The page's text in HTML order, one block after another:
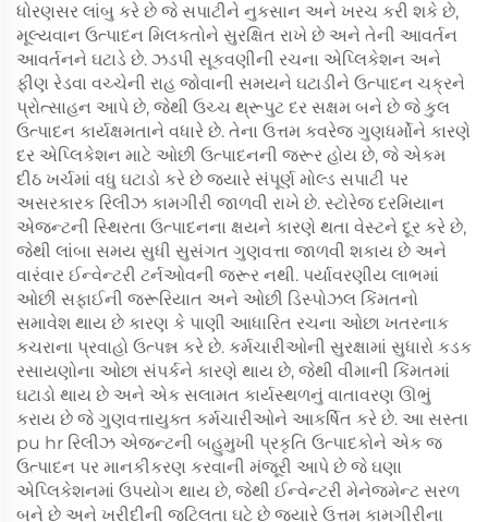
ધોરણસર લાંબુ કરે છે જે સપાટીને નુકસાન અને ખરચ કરી શકે છે,
મૂલ્યવાન ઉત્પાદન મિલકતોને સુરક્ષિત રાખે છે અને તેની આવર્તન
આવર્તનને ઘટાડે છે. ઝડપી સૂકવણીની રચના એપ્લિકેશન અને
ફીણ રેડવા વચ્ચેની રાહ જોવાની સમયને ઘટાડીને ઉત્પાદન ચક્રને
પ્રોત્સાહન આપે છે, જેથી ઉચ્ચ થ્રૂપુટ દર સક્ષમ બને છે જે કુલ
ઉત્પાદન કાર્યક્ષમતાને વધારે છે. તેના ઉત્તમ કવરેજ ગુણધર્મોને કારણે
દર એપ્લિકેશન માટે ઓછી ઉત્પાદનની જરૂર હોય છે, જે એકમ
દીઠ ખર્ચમાં વધુ ઘટાડો કરે છે જ્યારે સંપૂર્ણ મોલ્ડ સપાટી પર
અસરકારક રિલીઝ કામગીરી જાળવી રાખે છે. સ્ટોરેજ દરમિયાન
એજન્ટની સ્થિરતા ઉત્પાદનના ક્ષયને કારણે થતા વેસ્ટને દૂર કરે છે,
જેથી લાંબા સમય સુધી સુસંગત ગુણવત્તા જાળવી શકાય છે અને
વારંવાર ઈન્વેન્ટરી ટર્નઓવની જરૂર નથી. પર્યાવરણીય લાભમાં
ઓછી સફાઈની જરૂરિયાત અને ઓછી ડિસ્પોઝલ કિંમતનો
સમાવેશ થાય છે કારણ કે પાણી આધારિત રચના ઓછા ખતરનાક
કચરાના પ્રવાહો ઉત્પન્ન કરે છે. કર્મચારીઓની સુરક્ષામાં સુધારો કડક
રસાયણોના ઓછા સંપર્કને કારણે થાય છે, જેથી વીમાની કિંમતમાં
ઘટાડો થાય છે અને એક સલામત કાર્યસ્થળનું વાતાવરણ ઊભું
કરાય છે જે ગુણવત્તાયુક્ત કર્મચારીઓને આકર્ષિત કરે છે. આ સસ્તા
pu hr રિલીઝ એજન્ટની બહુમુખી પ્રકૃતિ ઉત્પાદકોને એક જ
ઉત્પાદન પર માનકીકરણ કરવાની મંજૂરી આપે છે જે ઘણા
એપ્લિકેશનમાં ઉપયોગ થાય છે, જેથી ઈન્વેન્ટરી મેનેજમેન્ટ સરળ
બને છે અને ખરીદીની જટિલતા ઘટે છે જ્યારે ઉત્તમ કામગીરીના